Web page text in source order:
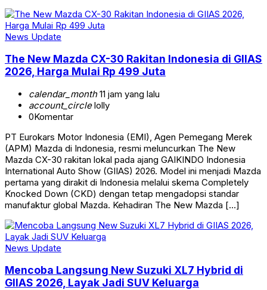
News Update
The New Mazda CX-30 Rakitan Indonesia di GIIAS
2026, Harga Mulai Rp 499 Juta
calendar_month11 jam yang lalu
account_circlelolly
0Komentar
PT Eurokars Motor Indonesia (EMI), Agen Pemegang Merek
(APM) Mazda di Indonesia, resmi meluncurkan The New
Mazda CX-30 rakitan lokal pada ajang GAIKINDO Indonesia
International Auto Show (GIIAS) 2026. Model ini menjadi Mazda
pertama yang dirakit di Indonesia melalui skema Completely
Knocked Down (CKD) dengan tetap mengadopsi standar
manufaktur global Mazda. Kehadiran The New Mazda […]
News Update
Mencoba Langsung New Suzuki XL7 Hybrid di
GIIAS 2026, Layak Jadi SUV Keluarga